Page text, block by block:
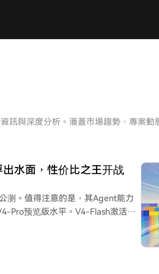
訊與深度分析。潘蓋市場趨勢、專案動
水面，性价比之王开战
测。值得注意的是，其Agent能力
Pro预览版水平。V4-Flash激活参